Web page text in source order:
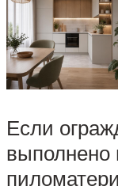
Если
выполнено